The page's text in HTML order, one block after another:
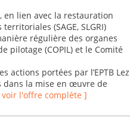
en lien avec la restauration
(SAGE, SLGRI)
régulière des organes
pilotage (COPIL) et le Comité
actions portées par l’EPTB Lez
dans la mise en œuvre de
voir l'offre complète ]